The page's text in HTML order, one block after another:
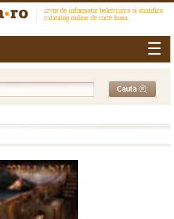
☰